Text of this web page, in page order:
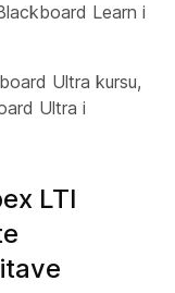
Learn i
Ultra kursu,
Ultra i
LTI